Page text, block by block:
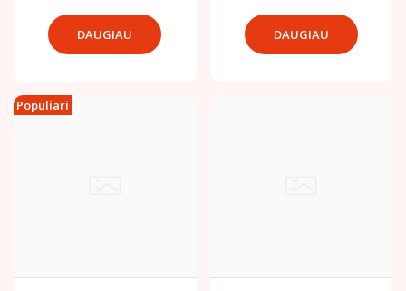
DAUGIAU DAUGIAU
Populiari